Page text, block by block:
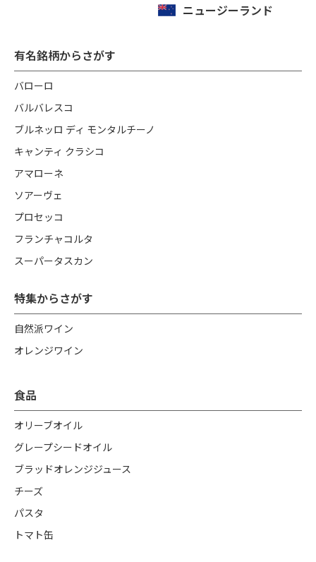
ニュージーランド
有名銘柄からさがす
バローロ
バルバレスコ
ブルネッロ ディ モンタルチーノ
キャンティ クラシコ
アマローネ
ソアーヴェ
プロセッコ
フランチャコルタ
スーパータスカン
特集からさがす
自然派ワイン
オレンジワイン
食品
オリーブオイル
グレープシードオイル
ブラッドオレンジジュース
チーズ
パスタ
トマト缶